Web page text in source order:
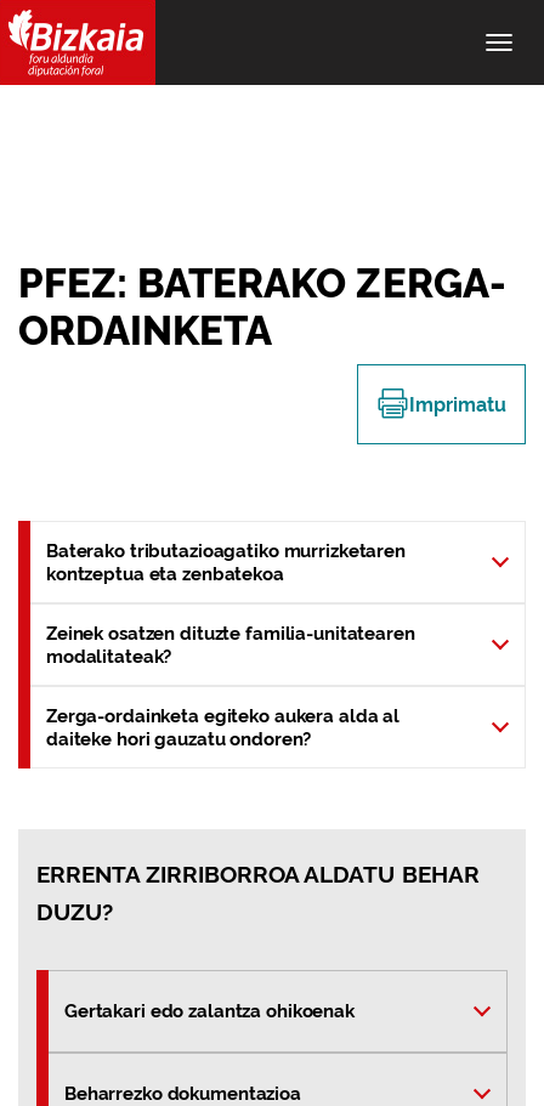
PFEZ: BATERAKO ZERGA-
ORDAINKETA
Imprimatu
Baterako tributazioagatiko murrizketaren
kontzeptua eta zenbatekoa
Zeinek osatzen dituzte familia-unitatearen
modalitateak?
Zerga-ordainketa egiteko aukera alda al
daiteke hori gauzatu ondoren?
ERRENTA ZIRRIBORROA ALDATU BEHAR
DUZU?
Gertakari edo zalantza ohikoenak
Beharrezko dokumentazioa